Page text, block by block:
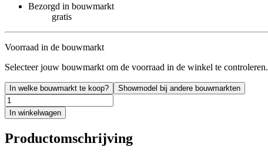
Bezorgd in bouwmarkt
gratis
Voorraad in de bouwmarkt
Selecteer jouw bouwmarkt om de voorraad in de winkel te controleren.
In welke bouwmarkt te koop? Showmodel bij andere bouwmarkten
In winkelwagen
Productomschrijving